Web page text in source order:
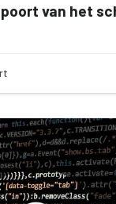
van het